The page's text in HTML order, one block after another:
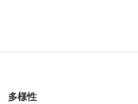
多様性